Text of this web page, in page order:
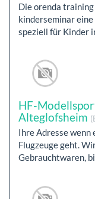
Die orenda
kinderseminar
speziell für Kinder
HF-
Alteglofsheim
Ihre Adresse wenn
Flugzeuge geht.
Gebrauchtwaren,